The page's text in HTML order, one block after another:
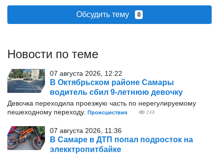
Обсудить тему 0
Новости по теме
07 августа 2026, 12:22
В Октябрьском районе Самары
водитель сбил 9-летнюю девочку
Девочка переходила проезжую часть по нерегулируемому
пешеходному переходу. Происшествия 248
07 августа 2026, 11:36
В Самаре в ДТП попал подросток на
элекктропитбайке